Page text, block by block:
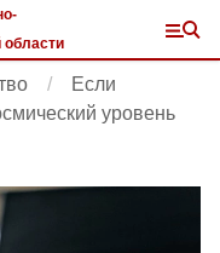
области
Если
уровень